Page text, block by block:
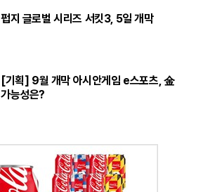
펍지 글로벌 시리즈 서킷3, 5일 개막
[기획] 9월 개막 아시안게임 e스포츠, 金
가능성은?